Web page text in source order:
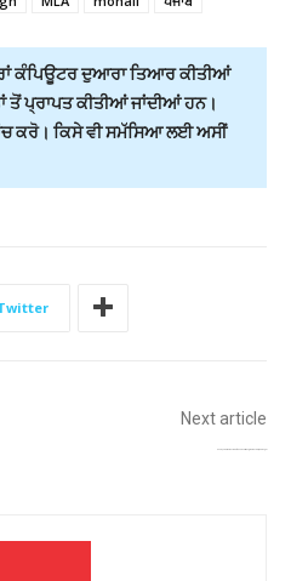
ਕੰਪਿਊਟਰ ਦੁਆਰਾ ਤਿਆਰ ਕੀਤੀਆਂ
ਤੋਂ ਪ੍ਰਾਪਤ ਕੀਤੀਆਂ ਜਾਂਦੀਆਂ ਹਨ।
ਕਰੋ। ਕਿਸੇ ਵੀ ਸਮੱਸਿਆ ਲਈ ਅਸੀਂ
Next article